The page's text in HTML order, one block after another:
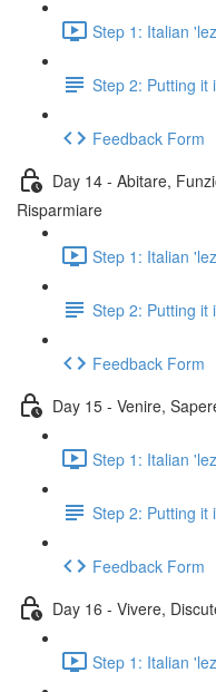
Step 1: Italian
Step 2: Putting it
Feedback Form
Day 14 - Abitare,
Risparmiare
Step 1: Italian
Step 2: Putting it
Feedback Form
Day 15 - Venire,
Step 1: Italian
Step 2: Putting it
Feedback Form
Day 16 - Vivere,
Step 1: Italian